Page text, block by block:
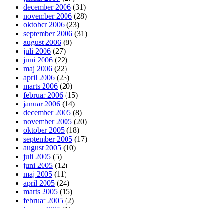
december 2006 (31)
november 2006 (28)
oktober 2006 (23)
september 2006 (31)
august 2006 (8)
juli 2006 (27)
juni 2006 (22)
maj 2006 (22)
april 2006 (23)
marts 2006 (20)
februar 2006 (15)
januar 2006 (14)
december 2005 (8)
november 2005 (20)
oktober 2005 (18)
september 2005 (17)
august 2005 (10)
juli 2005 (5)
juni 2005 (12)
maj 2005 (11)
april 2005 (24)
marts 2005 (15)
februar 2005 (2)